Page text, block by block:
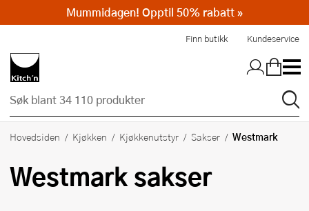
Finn butikk Kundeservice
Hovedsiden Kjøkken Kjøkkenutstyr Sakser Westmark
Westmarksakser
Mummidagen! Opptil 50% rabatt »